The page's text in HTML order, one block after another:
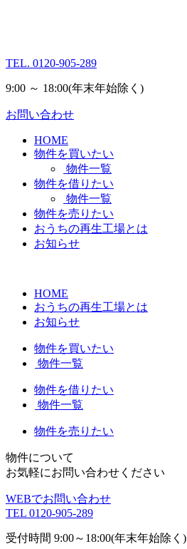
TEL. 0120-905-289
9:00 ～ 18:00(年末年始除く)
お問い合わせ
HOME
物件を買いたい
物件一覧
物件を借りたい
物件一覧
物件を売りたい
おうちの再生工場とは
お知らせ
HOME
おうちの再生工場とは
お知らせ
物件を買いたい
物件一覧
物件を借りたい
物件一覧
物件を売りたい
物件について
お気軽にお問い合わせください
WEBでお問い合わせ
TEL 0120-905-289
受付時間 9:00～18:00(年末年始除く)